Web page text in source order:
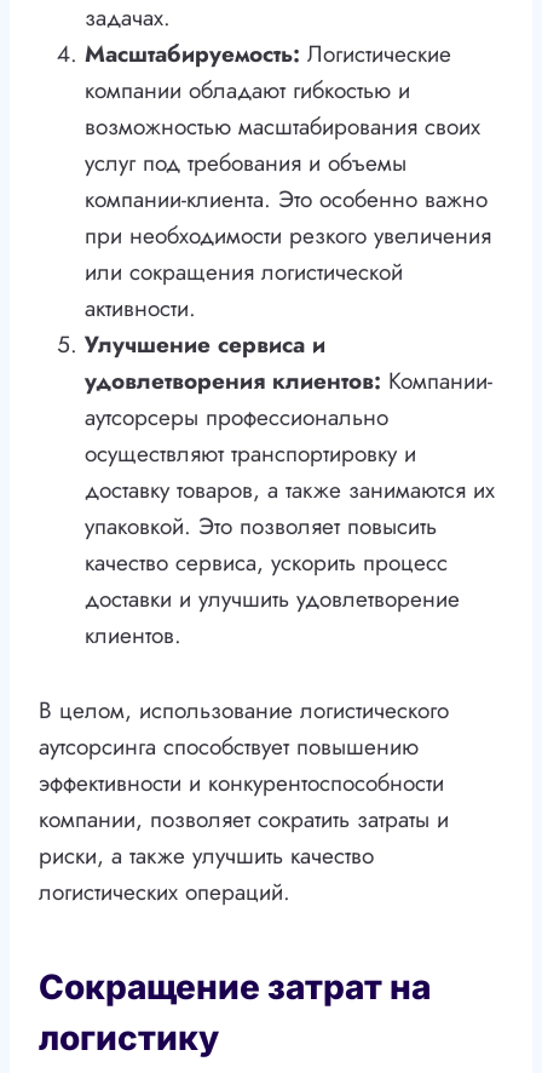
задачах.
Масштабируемость: Логистические
компании обладают гибкостью и
возможностью масштабирования своих
услуг под требования и объемы
компании-клиента. Это особенно важно
при необходимости резкого увеличения
или сокращения логистической
активности.
Улучшение сервиса и
удовлетворения клиентов: Компании-
аутсорсеры профессионально
осуществляют транспортировку и
доставку товаров, а также занимаются их
упаковкой. Это позволяет повысить
качество сервиса, ускорить процесс
доставки и улучшить удовлетворение
клиентов.
В целом, использование логистического
аутсорсинга способствует повышению
эффективности и конкурентоспособности
компании, позволяет сократить затраты и
риски, а также улучшить качество
логистических операций.
Сокращение затрат на
логистику